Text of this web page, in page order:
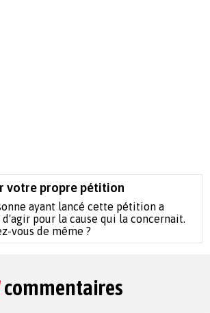
votre propre pétition
ayant lancé cette pétition a
pour la cause qui la concernait.
vous de même ?
commentaires